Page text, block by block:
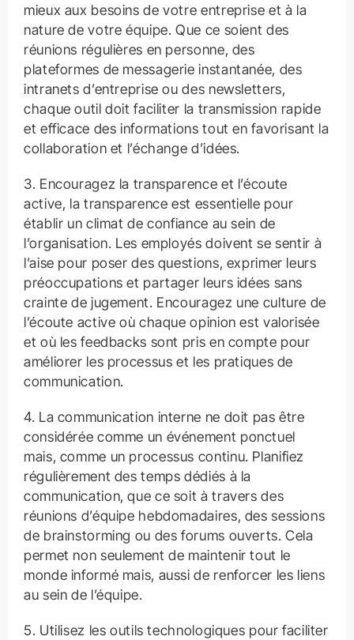
mieux aux besoins de votre entreprise et à la
nature de votre équipe. Que ce soient des
réunions régulières en personne, des
plateformes de messagerie instantanée, des
intranets d’entreprise ou des newsletters,
chaque outil doit faciliter la transmission rapide
et efficace des informations tout en favorisant la
collaboration et l’échange d’idées.
3. Encouragez la transparence et l’écoute
active, la transparence est essentielle pour
établir un climat de confiance au sein de
l’organisation. Les employés doivent se sentir à
l’aise pour poser des questions, exprimer leurs
préoccupations et partager leurs idées sans
crainte de jugement. Encouragez une culture de
l’écoute active où chaque opinion est valorisée
et où les feedbacks sont pris en compte pour
améliorer les processus et les pratiques de
communication.
4. La communication interne ne doit pas être
considérée comme un événement ponctuel
mais, comme un processus continu. Planifiez
régulièrement des temps dédiés à la
communication, que ce soit à travers des
réunions d’équipe hebdomadaires, des sessions
de brainstorming ou des forums ouverts. Cela
permet non seulement de maintenir tout le
monde informé mais, aussi de renforcer les liens
au sein de l’équipe.
5. Utilisez les outils technologiques pour faciliter